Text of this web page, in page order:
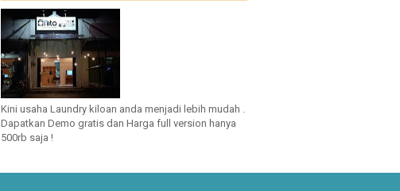
Kini usaha Laundry kiloan anda menjadi lebih mudah .
Dapatkan Demo gratis dan Harga full version hanya
500rb saja !